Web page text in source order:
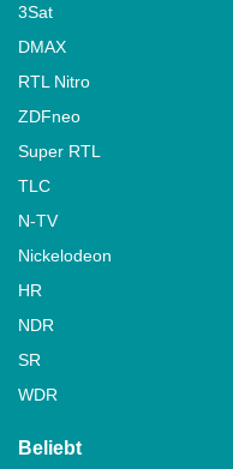
3Sat
DMAX
RTL Nitro
ZDFneo
Super RTL
TLC
N-TV
Nickelodeon
HR
NDR
SR
WDR
Beliebt